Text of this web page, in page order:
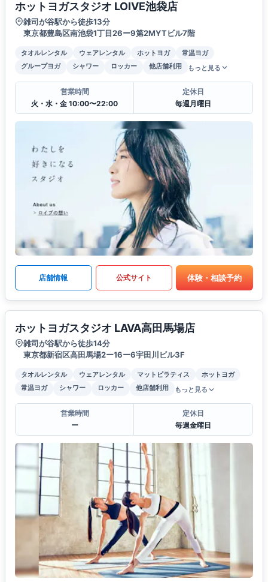
ホットヨガスタジオ LOIVE池袋店
雑司が谷駅から徒歩13分
東京都豊島区南池袋1丁目26ー9第2MYTビル7階
タオルレンタル ウェアレンタル ホットヨガ
常温ヨガ
グループヨガ
シャワー ロッカー 他店舗利用 もっと見る
営業時間
火・水・金 10:00〜22:00
定休日
毎週月曜日
店舗情報 公式サイト 体験・相談予約
ホットヨガスタジオ LAVA高田馬場店
雑司が谷駅から徒歩14分
東京都新宿区高田馬場2ー16ー6宇田川ビル3F
タオルレンタル ウェアレンタル マットピラティス
ホットヨガ
常温ヨガ
シャワー ロッカー 他店舗利用 もっと見る
営業時間
ー
定休日
毎週金曜日